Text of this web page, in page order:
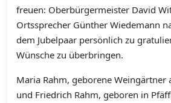
freuen: Oberbürgermeister David
Ortssprecher Günther Wiedemann
dem Jubelpaar persönlich zu
Wünsche zu überbringen.
Maria Rahm, geborene Weingärtner
und Friedrich Rahm, geboren in